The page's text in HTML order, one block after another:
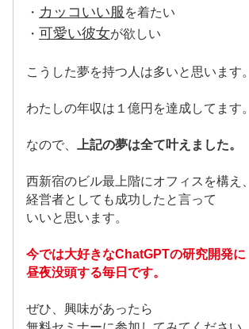
・ カッコいい服 を着たい
・ 可愛い彼女が欲しい
こうした夢を持つ人は多いと思います。
わたしの年収は１億円を達成してます。
なので、 上記の夢は全て叶えました。
西新宿のビル最上階にオフィスを構え、
経営者としても成功したと言って
いいと思います。
今では大好きなChatGPTの研究開発に
昼夜没頭する毎日です。
ぜひ、興味があったら